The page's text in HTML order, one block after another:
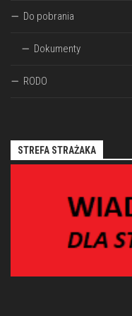
Do pobrania
Dokumenty
RODO
STREFA STRAŻAKA